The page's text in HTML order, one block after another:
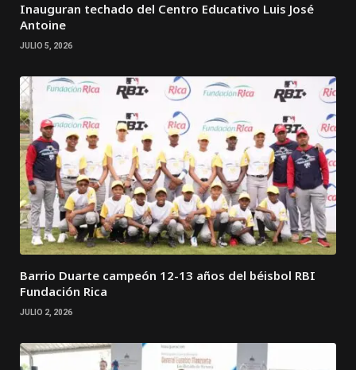
Inauguran techado del Centro Educativo Luis José
Antoine
JULIO 5, 2026
Barrio Duarte campeón 12-13 años del béisbol RBI
Fundación Rica
JULIO 2, 2026